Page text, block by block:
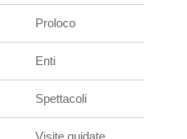
Proloco
Enti
Spettacoli
Visite guidate